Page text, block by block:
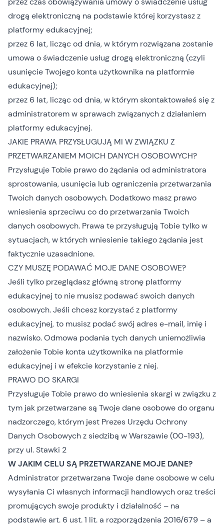
drogą elektroniczną na podstawie której korzystasz z
platformy edukacyjnej;
przez 6 lat, licząc od dnia, w którym rozwiązana zostanie
umowa o świadczenie usług drogą elektroniczną (czyli
usunięcie Twojego konta użytkownika na platformie
edukacyjnej);
przez 6 lat, licząc od dnia, w którym skontaktowałeś się z
administratorem w sprawach związanych z działaniem
platformy edukacyjnej.
JAKIE PRAWA PRZYSŁUGUJĄ MI W ZWIĄZKU Z
PRZETWARZANIEM MOICH DANYCH OSOBOWYCH?
Przysługuje Tobie prawo do żądania od administratora
sprostowania, usunięcia lub ograniczenia przetwarzania
Twoich danych osobowych. Dodatkowo masz prawo
wniesienia sprzeciwu co do przetwarzania Twoich
danych osobowych. Prawa te przysługują Tobie tylko w
sytuacjach, w których wniesienie takiego żądania jest
faktycznie uzasadnione.
CZY MUSZĘ PODAWAĆ MOJE DANE OSOBOWE?
Jeśli tylko przeglądasz główną stronę platformy
edukacyjnej to nie musisz podawać swoich danych
osobowych. Jeśli chcesz korzystać z platformy
edukacyjnej, to musisz podać swój adres e-mail, imię i
nazwisko. Odmowa podania tych danych uniemożliwia
założenie Tobie konta użytkownika na platformie
edukacyjnej i w efekcie korzystanie z niej.
PRAWO DO SKARGI
Przysługuje Tobie prawo do wniesienia skargi w związku z
tym jak przetwarzane są Twoje dane osobowe do organu
nadzorczego, którym jest Prezes Urzędu Ochrony
Danych Osobowych z siedzibą w Warszawie (00-193),
przy ul. Stawki 2
W JAKIM CELU SĄ PRZETWARZANE MOJE DANE?
Administrator przetwarzana Twoje dane osobowe w celu
wysyłania Ci własnych informacji handlowych oraz treści
promujących swoje produkty i działalność – na
podstawie art. 6 ust. 1 lit. a rozporządzenia 2016/679 – a